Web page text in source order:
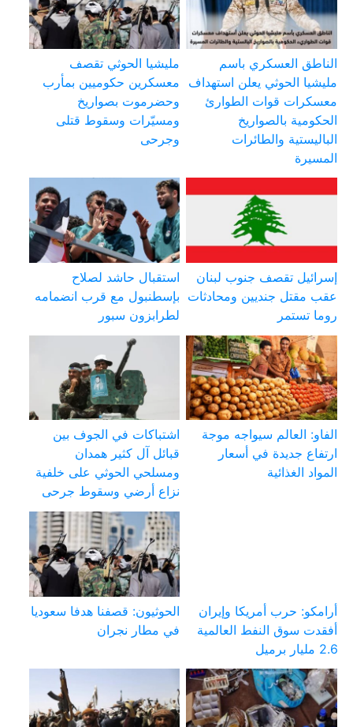
الناطق العسكري باسم
مليشيا الحوثي يعلن استهداف
معسكرات قوات الطوارئ
الحكومية بالصواريخ
الباليستية والطائرات
المسيرة
مليشيا الحوثي تقصف
معسكرين حكوميين بمأرب
وحضرموت بصواريخ
ومسيّرات وسقوط قتلى
وجرحى
إسرائيل تقصف جنوب لبنان
عقب مقتل جنديين ومحادثات
روما تستمر
استقبال حاشد لصلاح
بإسطنبول مع قرب انضمامه
لطرابزون سبور
الفاو: العالم سيواجه موجة
ارتفاع جديدة في أسعار
المواد الغذائية
اشتباكات في الجوف بين
قبائل آل كثير همدان
ومسلحي الحوثي على خلفية
نزاع أرضي وسقوط جرحى
أرامكو: حرب أمريكا وإيران
أفقدت سوق النفط العالمية
2.6 مليار برميل
الحوثيون: قصفنا هدفا سعوديا
في مطار نجران